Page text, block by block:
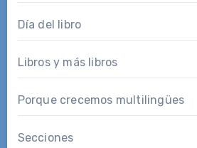
Día del libro
Libros y más libros
Porque crecemos multilingües
Secciones